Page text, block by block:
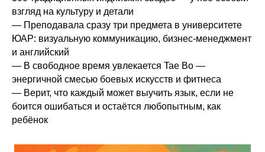
взгляд на культуру и детали
— Преподавала сразу три предмета в университете
ЮАР: визуальную коммуникацию, бизнес-менеджмент
и английский
— В свободное время увлекается Tae Bo —
энергичной смесью боевых искусств и фитнеса
— Верит, что каждый может выучить язык, если не
боится ошибаться и остаётся любопытным, как
ребёнок